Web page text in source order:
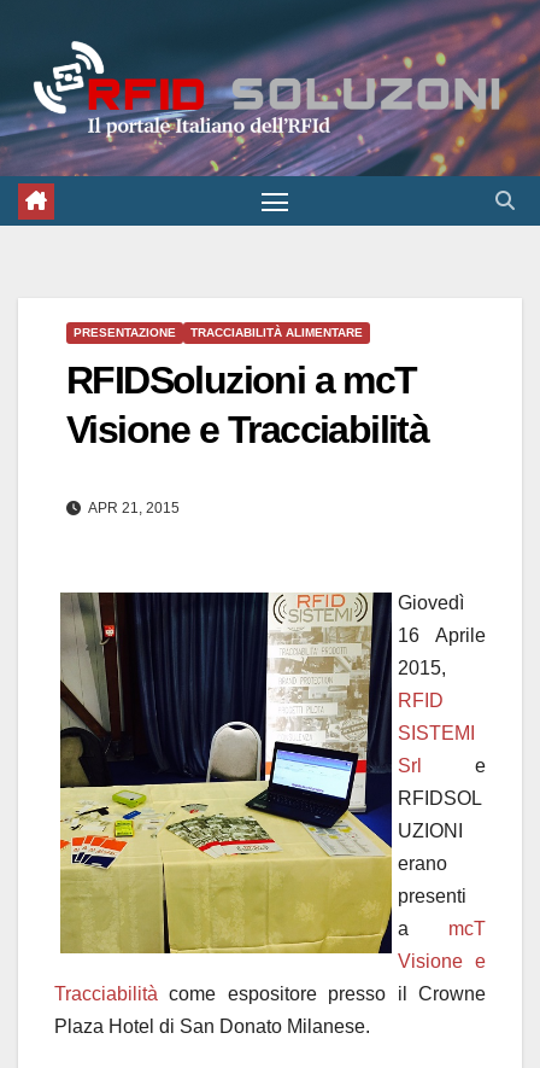
contenuto
PRESENTAZIONE TRACCIABILITÀ ALIMENTARE
RFIDSoluzioni a mcT
Visione e Tracciabilità
APR 21, 2015
Giovedì
16 Aprile
2015,
RFID
SISTEMI
Srl
e
RFIDSOL
UZIONI
erano
presenti
a mcT
Visione e
Tracciabilità come espositore presso il Crowne
Plaza Hotel di San Donato Milanese.